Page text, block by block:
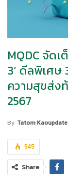
MQDC จัดเ
3’ ดีลพิเศ
ความสุขส่ง
2567
By Tatom Kaoupdate
545
Share